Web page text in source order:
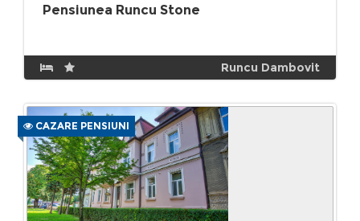
Pensiunea Runcu Stone
Runcu Dambovit
CAZARE PENSIUNI